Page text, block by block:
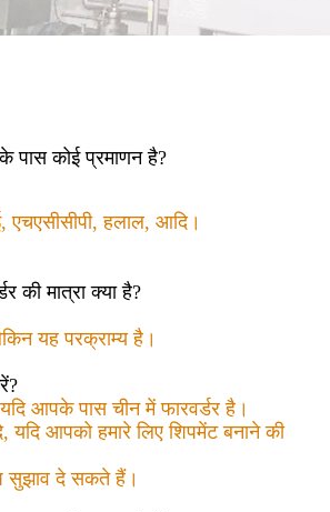
पास कोई प्रमाणन है?
हलाल, आदि।
की मात्रा क्या है?
यह परक्राम्य है।
आपके पास चीन में फारवर्डर है।
आपको हमारे लिए शिपमेंट बनाने की
सुझाव दे सकते हैं।